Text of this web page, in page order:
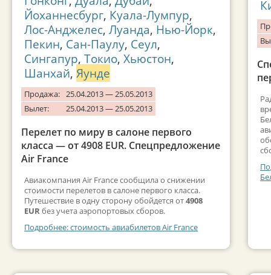
Йоханнесбург, Куала-Лумпур,
Лос-Анджелес, Луанда, Нью-Йорк,
Пекин, Сан-Паулу, Сеул,
Сингапур, Токио, Хьюстон,
Шанхай, Яунде
Продажа: 25.04.2013 — 25.05.2013
Вылет:
25.04.2013 — 25.05.2013
Перелет по миру в салоне первого
класса — от 4908 EUR. Спецпредложение
Air France
Авиакомпания Air France сообщила о снижении
стоимости перелетов в салоне первого класса.
Путешествие в одну сторону обойдется от4908
EURбез учета аэропортовых сборов.
Подробнее: стоимость авиабилетов Air France